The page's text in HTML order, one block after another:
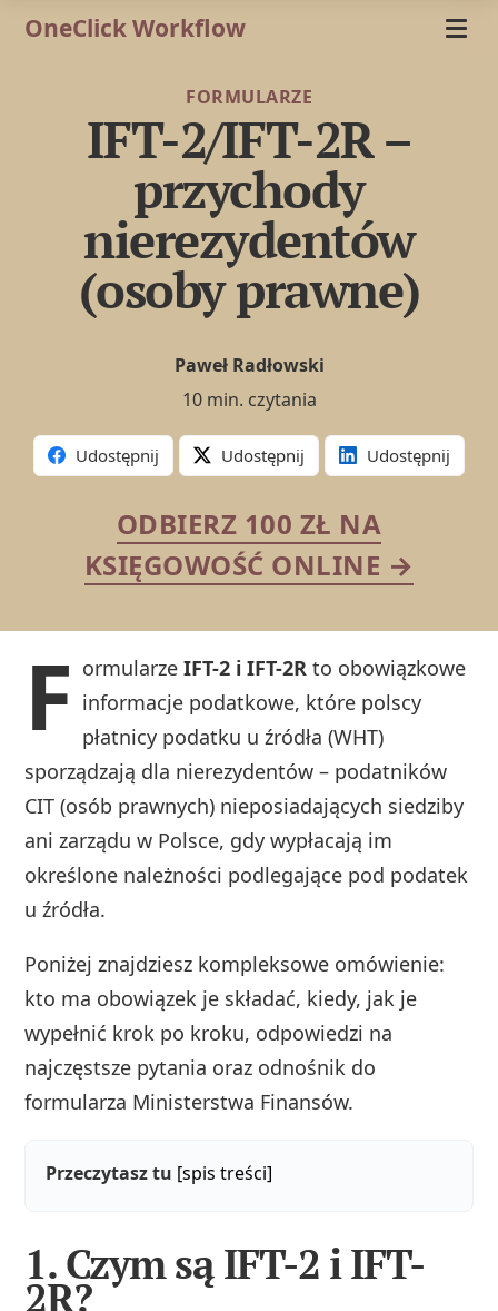
OneClick Workflow
FORMULARZE
IFT-2/IFT-2R –
przychody
nierezydentów
(osoby prawne)
Paweł Radłowski
10 min. czytania
Udostępnij Udostępnij Udostępnij
ODBIERZ 100 ZŁ NA
KSIĘGOWOŚĆ ONLINE →
F ormularzeIFT-2 i IFT-2R to obowiązkowe
informacje podatkowe, które polscy
płatnicy podatku u źródła (WHT)
sporządzają dla nierezydentów – podatników
CIT (osób prawnych) nieposiadających siedziby
ani zarządu w Polsce, gdy wypłacają im
określone należności podlegające pod podatek
u źródła.
Poniżej znajdziesz kompleksowe omówienie:
kto ma obowiązek je składać, kiedy, jak je
wypełnić krok po kroku, odpowiedzi na
najczęstsze pytania oraz odnośnik do
formularza Ministerstwa Finansów.
Przeczytasz tu [spis treści]
1. Czym są IFT-2 i IFT-
2R?